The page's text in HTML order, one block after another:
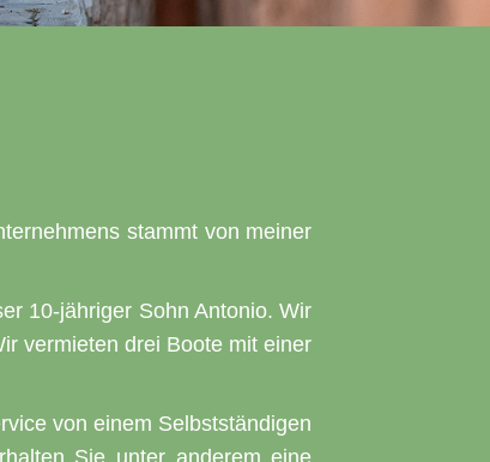
stammt von meiner
10-jähriger Sohn Antonio. Wir
vermieten drei Boote mit einer
von einem Selbstständigen